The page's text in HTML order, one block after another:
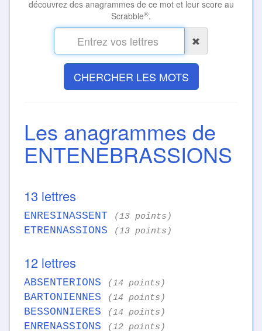
découvrez des anagrammes de ce mot et leur score au
Scrabble®.
CHERCHER LES MOTS
Les anagrammes de
ENTENEBRASSIONS
13 lettres
ENRESINASSENT (13 points)
ETRENNASSIONS (13 points)
12 lettres
ABSENTERIONS (14 points)
BARTONIENNES (14 points)
BESSONNIERES (14 points)
ENRENASSIONS (12 points)